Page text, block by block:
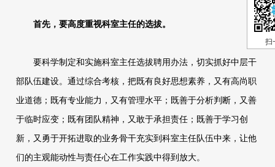
首先，要高度重视科室主任的选拔。
要科学制定和实施科室主任选拔聘用办法，切实抓好中层干
部队伍建设。通过综合考核，把既有良好思想素养，又有高尚职
业道德；既有专业能力，又有管理水平；既善于分析判断，又善
于临时应变；既有团队精神，又敢于承担责任；既善于学习创
新，又勇于开拓进取的业务骨干充实到科室主任队伍中来，让他
们的主观能动性与责任心在工作实践中得到放大。
扫